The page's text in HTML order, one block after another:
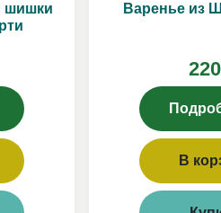
шишки
Варенье из
В